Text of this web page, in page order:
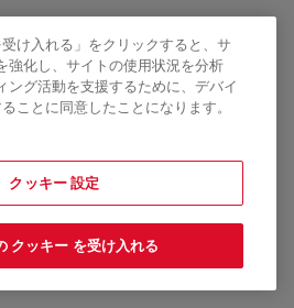
受け入れる」をクリックすると、サ
強化し、サイトの使用状況を分析
ング活動を支援するために、デバイ
ことに同意したことになります。
クッキー 設定
クッキー を受け入れる